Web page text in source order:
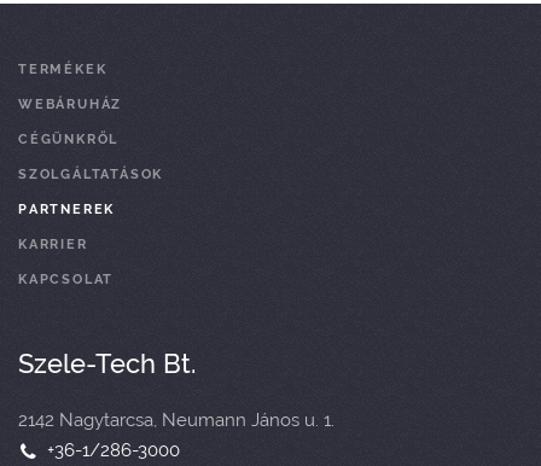
TERMÉKEK
WEBÁRUHÁZ
CÉGÜNKRŐL
SZOLGÁLTATÁSOK
PARTNEREK
KARRIER
KAPCSOLAT
Szele-Tech Bt.
2142 Nagytarcsa, Neumann János u. 1.
+36-1/286-3000